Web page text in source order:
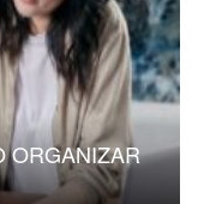
ORGANIZAR